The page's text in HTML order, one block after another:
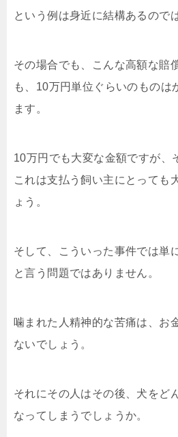
という例は身近に結構あるので
その場合でも、こんな高額な賠
も、10万円単位ぐらいのものは
ます。
10万円でも大変な金額ですが、
これは支払う飼い主にとっても
ょう。
そして、こういった事件では単
と言う問題ではありません。
噛まれた人精神的な苦痛は、お
ないでしょう。
それにその人はその後、犬をど
なってしまうでしょうか。